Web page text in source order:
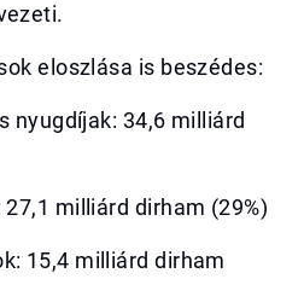
eloszlása is beszédes:
nyugdíjak: 34,6 milliárd
milliárd dirham (29%)
15,4 milliárd dirham